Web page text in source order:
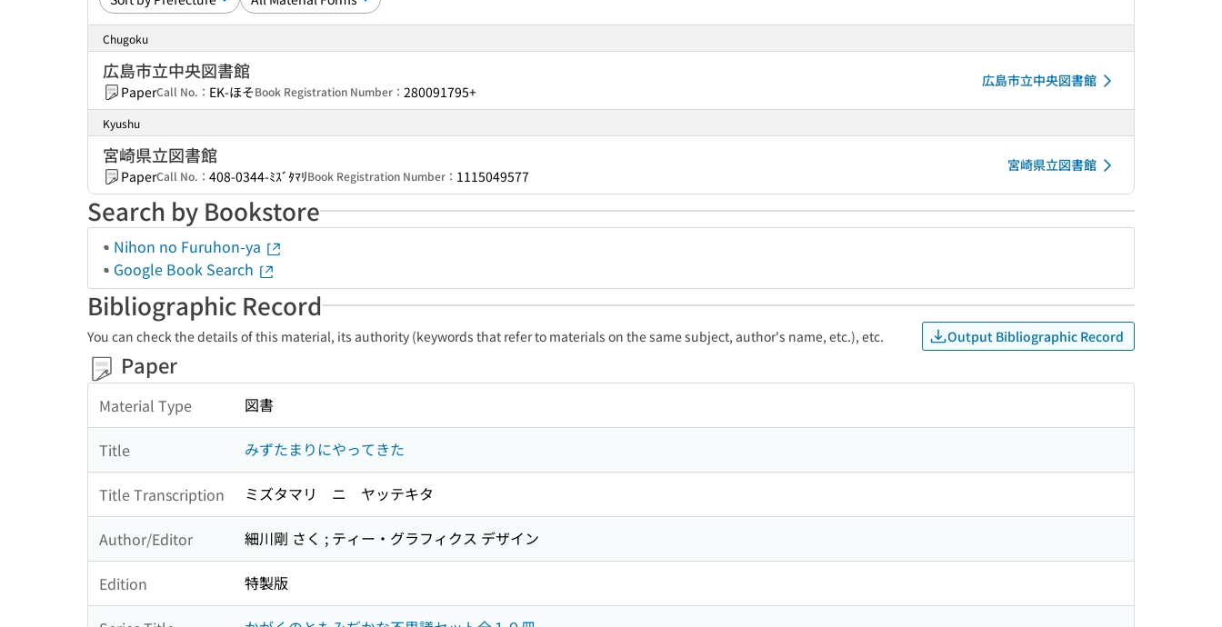
Chugoku
広島市立中央図書館
PaperCall No.： EK-ほそBook Registration Number： 280091795+
広島市立中央図書館
Kyushu
宮崎県立図書館
PaperCall No.： 408-0344-ﾐｽﾞﾀﾏﾘBook Registration Number： 1115049577
宮崎県立図書館
Search by Bookstore
Nihon no Furuhon-ya
Google Book Search
Bibliographic Record
You can check the details of this material, its authority (keywords that refer to materials on the same subject, author's name, etc.), etc. Output Bibliographic Record
Paper
Material Type 図書
Title みずたまりにやってきた
Title Transcription ミズタマリ ニ ヤッテキタ
Author/Editor 細川剛 さく ; ティー・グラフィクス デザイン
Edition 特製版